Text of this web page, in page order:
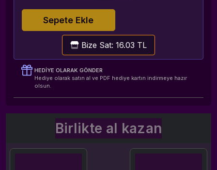
Sepete Ekle
Bize Sat: 16.03 TL
HEDIYE OLARAK GÖNDER
Hediye olarak satın al ve PDF hediye kartın indirmeye hazır
olsun.
Birlikte al kazan